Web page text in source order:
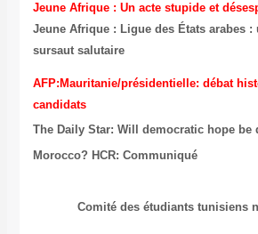
Jeune Afrique : Un acte stupide et
Jeune Afrique : Ligue des États arabes :
sursaut salutaire
AFP:Mauritanie/présidentielle: débat
candidats
The Daily Star: Will democratic hope be
Morocco? HCR: Communiqué
Comité des étudiants tunisiens